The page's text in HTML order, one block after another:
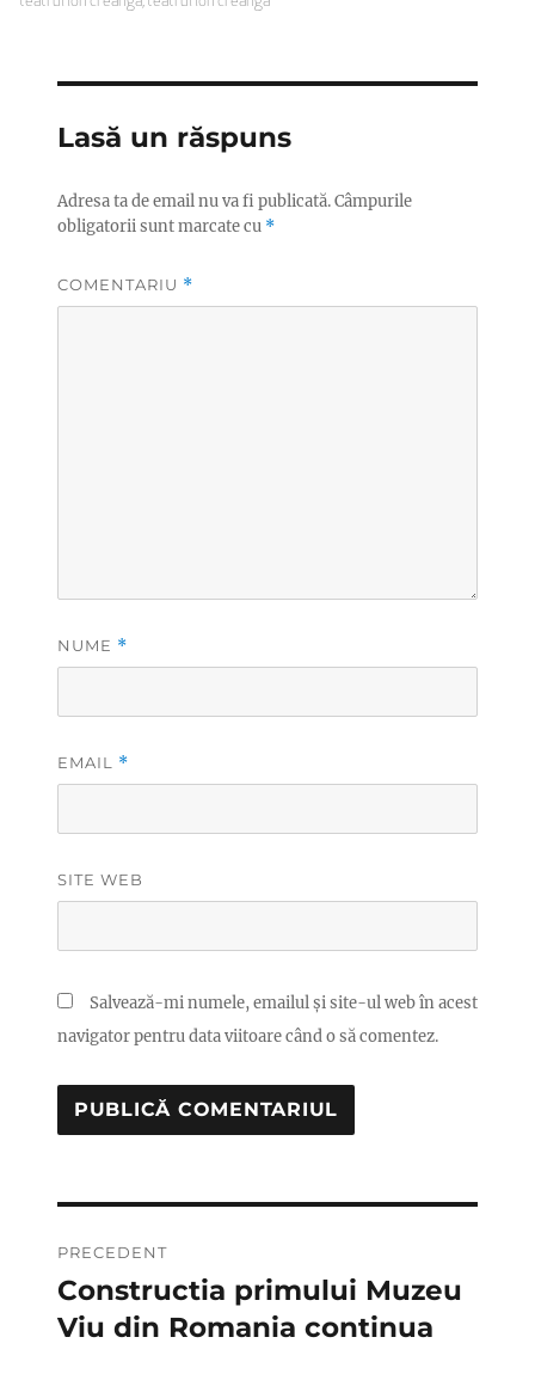
Lasă un răspuns
Adresa ta de email nu va fi publicată.Câmpurile
obligatorii sunt marcate cu *
COMENTARIU *
NUME *
EMAIL *
SITE WEB
Salvează-mi numele, emailul și site-ul web în acest
navigator pentru data viitoare când o să comentez.
în
articole
PRECEDENT
Articolul
anterior:
Constructia primului Muzeu
Viu din Romania continua